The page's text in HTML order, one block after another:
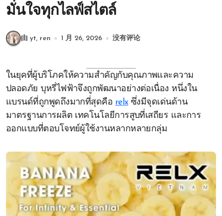
มั่นใจทุกไลฟ์สไตล์
由 yt, ren 1 月 26, 2026 没有评论
ในยุคที่ผู้บริโภคให้ความสำคัญกับคุณภาพและความ
ปลอดภัย บุหรี่ไฟฟ้าจึงถูกพัฒนาอย่างต่อเนื่อง หนึ่งใน
แบรนด์ที่ถูกพูดถึงมากที่สุดคือ relxซึ่งมีจุดเด่นด้าน
มาตรฐานการผลิต เทคโนโลยีการสูบที่เสถียร และการ
ออกแบบที่ตอบโจทย์ผู้ใช้งานหลากหลายกลุ่ม